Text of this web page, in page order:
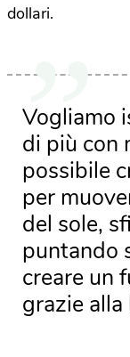
dollari.
Vogliamo
di più con
possibile
per
del sole,
puntando
creare un
grazie alla